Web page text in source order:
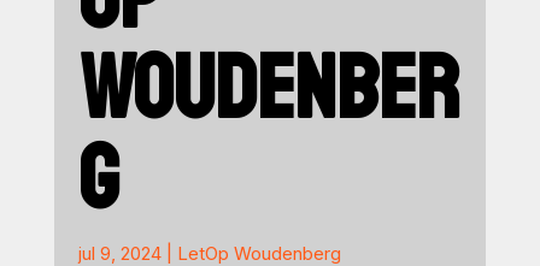
WOUDENBER
G
jul 9, 2024| LetOp Woudenberg